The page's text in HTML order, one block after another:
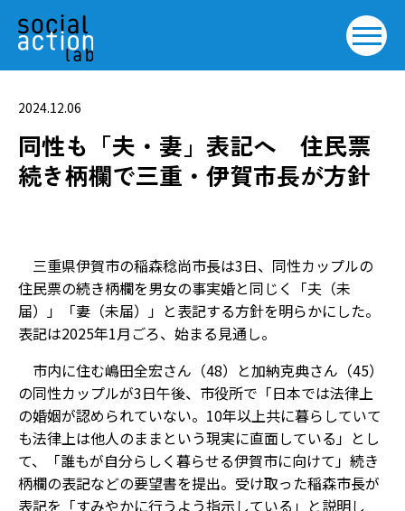
2024.12.06
同性も「夫・妻」表記へ 住民票
続き柄欄で三重・伊賀市長が方針
三重県伊賀市の稲森稔尚市長は3日、同性カップルの
住民票の続き柄欄を男女の事実婚と同じく「夫（未
届）」「妻（未届）」と表記する方針を明らかにした。
表記は2025年1月ごろ、始まる見通し。
市内に住む嶋田全宏さん（48）と加納克典さん（45）
の同性カップルが3日午後、市役所で「日本では法律上
の婚姻が認められていない。10年以上共に暮らしていて
も法律上は他人のままという現実に直面している」とし
て、「誰もが自分らしく暮らせる伊賀市に向けて」続き
柄欄の表記などの要望書を提出。受け取った稲森市長が
表記を「すみやかに行うよう指示している」と説明し